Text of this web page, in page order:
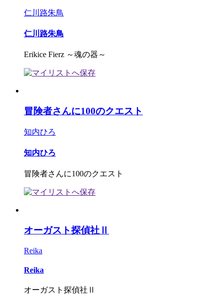
仁川路朱鳥
仁川路朱鳥
Erikice Fierz ～魂の器～
冒険者さんに100のクエスト
知内ひろ
知内ひろ
冒険者さんに100のクエスト
オーガスト探偵社Ⅱ
Reika
Reika
オーガスト探偵社Ⅱ